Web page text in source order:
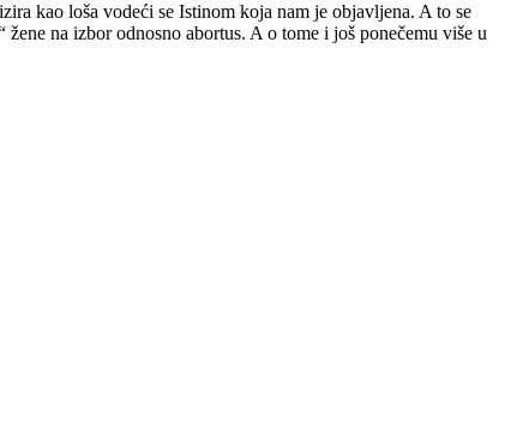
kao loša vodeći se Istinom koja nam je objavljena. A to se
na izbor odnosno abortus. A o tome i još ponečemu više u